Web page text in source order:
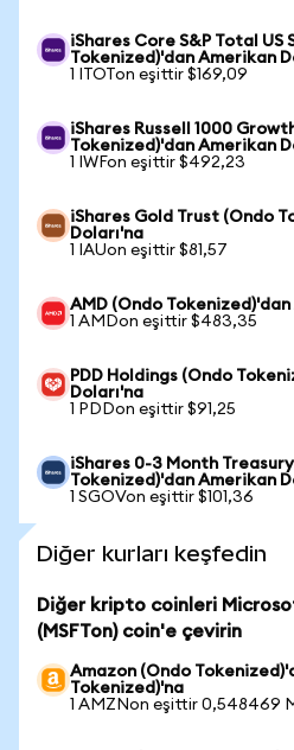
iShares Core S&P Total
Tokenized)'dan Amerikan
1 ITOTon eşittir $169,09
iShares Russell 1000
Tokenized)'dan Amerikan
1 IWFon eşittir $492,23
iShares Gold Trust (Ondo
Doları'na
1 IAUon eşittir $81,57
AMD (Ondo
1 AMDon eşittir $483,35
PDD Holdings (Ondo
Doları'na
1 PDDon eşittir $91,25
iShares 0-3 Month
Tokenized)'dan Amerikan
1 SGOVon eşittir $101,36
Diğer kurları keşfedin
Diğer kripto coinleri
(MSFTon) coin'e çevirin
Amazon (Ondo
Tokenized)'na
1 AMZNon eşittir 0,548469